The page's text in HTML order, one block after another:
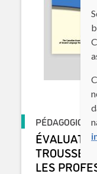
PÉDAGOGIQUE
TROUSSE
LES